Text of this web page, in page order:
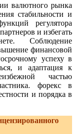
валютного рынка
стабильности и
регулятора
и избегать
Соблюдение
финансовой
успеху в
и адаптация к
частью
форекс в
и порядка в